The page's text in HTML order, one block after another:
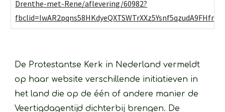
Drenthe-met-Rene/aflevering/60982?
De Protestantse Kerk in Nederland vermeldt
op haar website verschillende initiatieven in
het land die op de één of andere manier de
Veertigdagentijd dichterbij brengen. De